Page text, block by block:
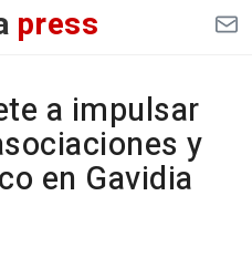
press
a impulsar
y
en Gavidia